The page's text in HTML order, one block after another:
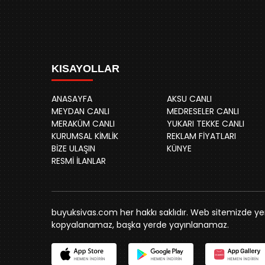
KISAYOLLAR
ANASAYFA
AKSU CANLI
MEYDAN CANLI
MEDRESELER CANLI
MERAKÜM CANLI
YUKARI TEKKE CANLI
KURUMSAL KİMLİK
REKLAM FİYATLARI
BİZE ULAŞIN
KÜNYE
RESMİ İLANLAR
buyuksivas.com her hakkı saklıdır. Web sitemizde
kopyalanamaz, başka yerde yayınlanamaz.